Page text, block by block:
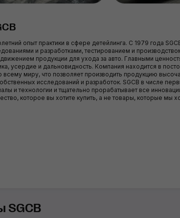
опыт практики в сфере детейлинга. С 1979 года
и разработками, тестированием и
продукции для ухода за авто. Главными
усердие и дальновидность. Компания находится в
всему миру, что позволяет производить продукцию
исследований и разработок. SGCB в числе
и технологии и тщательно прорабатывает все
которое вы хотите купить, а не товары, которые мы
SGCB